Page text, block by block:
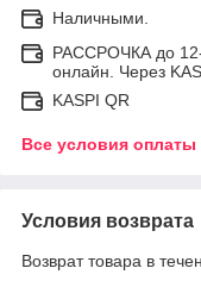
Наличными.
РАССРОЧКА до 12-
онлайн. Через
KASPI QR
Все условия оплаты
Условия возврата
Возврат товара в